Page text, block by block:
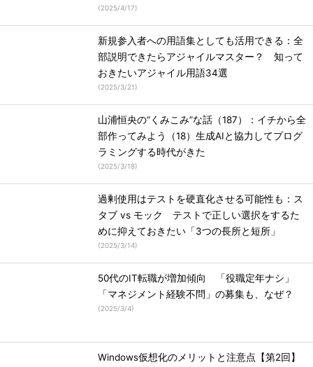
(2025/4/17)
新規参入者への用語集としても活用できる：全
部説明できたらアジャイルマスター？ 知って
おきたいアジャイル用語34選
(2025/3/21)
山浦恒央の“くみこみ”な話（187）：イチから全
部作ってみよう（18）生成AIと協力してプログ
ラミングする時代がきた
(2025/3/18)
過剰使用はテストを硬直化させる可能性も：ス
タブ vs モック テストで正しい選択をするた
めに抑えておきたい「3つの長所と短所」
(2025/3/14)
50代のIT転職が増加傾向 「役職定年ナシ」
「マネジメント経験不問」の募集も、なぜ？
(2025/3/4)
Windows仮想化のメリットと注意点【第2回】